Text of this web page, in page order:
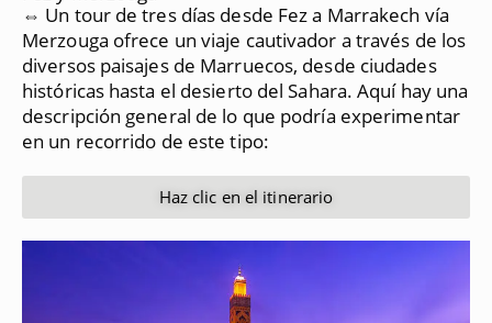
⇔ Un tour de tres días desde Fez a Marrakech vía
Merzouga ofrece un viaje cautivador a través de los
diversos paisajes de Marruecos, desde ciudades
históricas hasta el desierto del Sahara. Aquí hay una
descripción general de lo que podría experimentar
en un recorrido de este tipo:
Haz clic en el itinerario